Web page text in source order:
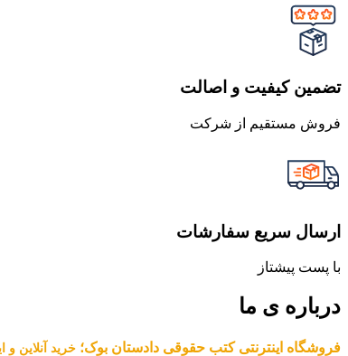
تضمین کیفیت و اصالت
فروش مستقیم از شرکت
ارسال سریع سفارشات
با پست پیشتاز
درباره ی ما
فروشگاه اینترنتی کتب حقوقی دادستان بوک؛ خرید آنلاین و